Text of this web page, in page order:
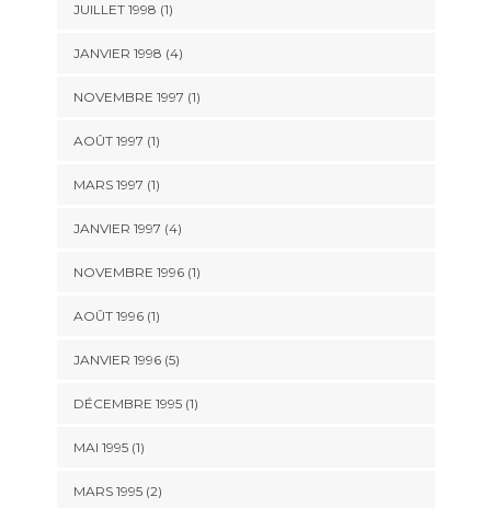
JUILLET 1998 (1)
JANVIER 1998 (4)
NOVEMBRE 1997 (1)
AOÛT 1997 (1)
MARS 1997 (1)
JANVIER 1997 (4)
NOVEMBRE 1996 (1)
AOÛT 1996 (1)
JANVIER 1996 (5)
DÉCEMBRE 1995 (1)
MAI 1995 (1)
MARS 1995 (2)